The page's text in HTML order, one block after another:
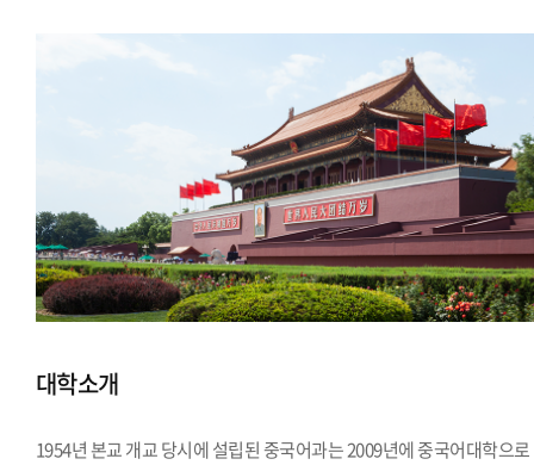
대학소개
1954년 본교 개교 당시에 설립된 중국어과는 2009년에 중국어대학으로